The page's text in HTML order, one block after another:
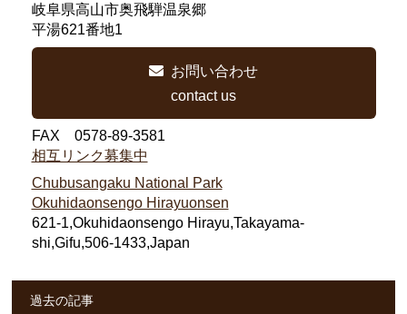
岐阜県高山市奥飛騨温泉郷
平湯621番地1
お問い合わせ
contact us
FAX 0578-89-3581
相互リンク募集中
Chubusangaku National Park
Okuhidaonsengo Hirayuonsen
621-1,Okuhidaonsengo Hirayu,Takayama-
shi,Gifu,506-1433,Japan
過去の記事